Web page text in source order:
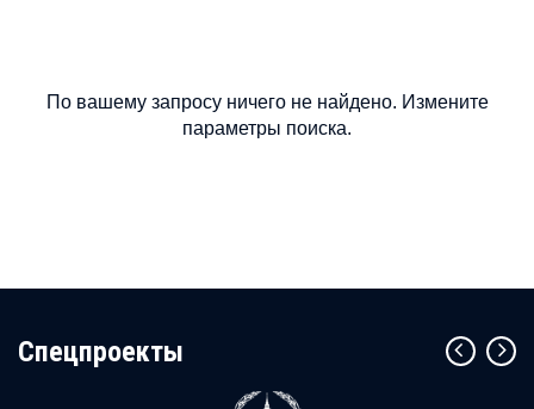
По вашему запросу ничего не найдено. Измените
параметры поиска.
Cпецпроекты